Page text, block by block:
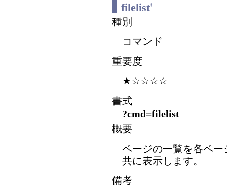
filelist†
種別
コマンド
重要度
★☆☆☆☆
書式
?cmd=filelist
概要
ページの一覧を各ペ
共に表示します。
備考